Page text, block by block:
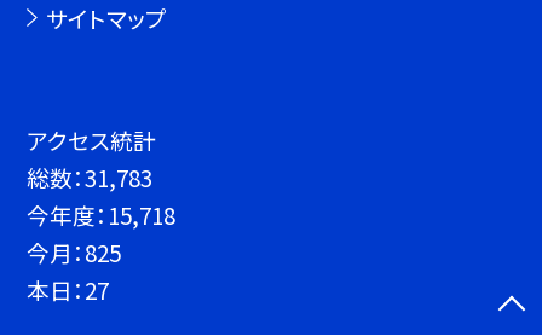
サイトマップ
アクセス統計
総数：31,783
今年度： 15,718
今月：825
本日：27